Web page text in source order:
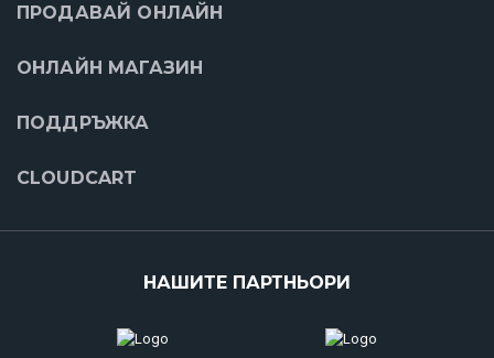
ПРОДАВАЙ ОНЛАЙН
ОНЛАЙН МАГАЗИН
ПОДДРЪЖКА
CLOUDCART
НАШИТЕ ПАРТНЬОРИ